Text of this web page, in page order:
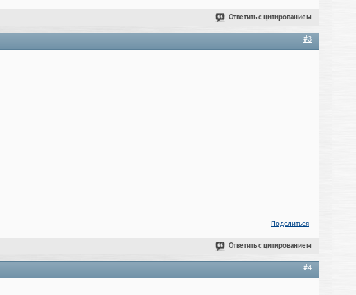
Ответить с цитированием
#3
Поделиться
Ответить с цитированием
#4